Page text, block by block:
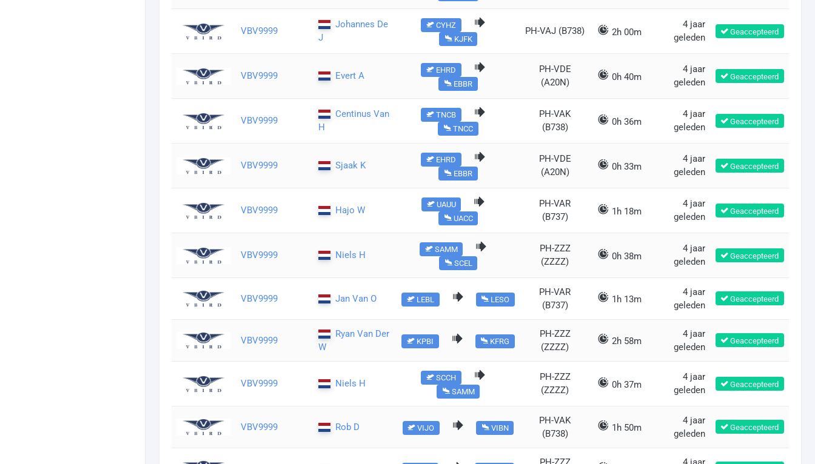
VBV9999
Johannes De
J
CYHZ
KJFK
PH-VAJ (B738) 2h 00m
4 jaar
geleden
Geaccepteerd
VBV9999 Evert A
EHRD
EBBR
PH-VDE
(A20N)
0h 40m
4 jaar
geleden
Geaccepteerd
VBV9999
Centinus Van
H
TNCB
TNCC
PH-VAK
(B738)
0h 36m
4 jaar
geleden
Geaccepteerd
VBV9999 Sjaak K
EHRD
EBBR
PH-VDE
(A20N)
0h 33m
4 jaar
geleden
Geaccepteerd
VBV9999 Hajo W
UAUU
UACC
PH-VAR
(B737)
1h 18m
4 jaar
geleden
Geaccepteerd
VBV9999 Niels H
SAMM
SCEL
PH-ZZZ
(ZZZZ)
0h 38m
4 jaar
geleden
Geaccepteerd
VBV9999 Jan Van O LEBL LESO
PH-VAR
(B737)
1h 13m
4 jaar
geleden
Geaccepteerd
VBV9999
Ryan Van Der
W
KPBI KFRG
PH-ZZZ
(ZZZZ)
2h 58m
4 jaar
geleden
Geaccepteerd
VBV9999 Niels H
SCCH
SAMM
PH-ZZZ
(ZZZZ)
0h 37m
4 jaar
geleden
Geaccepteerd
VBV9999 Rob D VIJO VIBN
PH-VAK
(B738)
1h 50m
4 jaar
geleden
Geaccepteerd